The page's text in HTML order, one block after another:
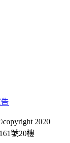
2020
號20樓